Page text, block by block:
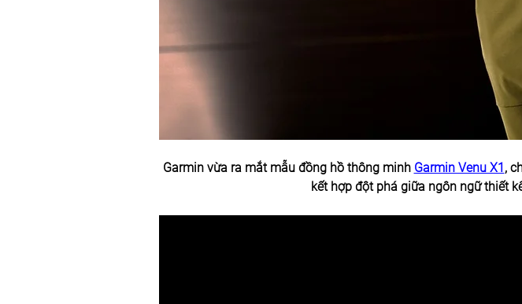
Garmin vừa ra mắt mẫu đồng hồ thông minh Garmin Venu X1 ,
kết hợp đột phá giữa ngôn ngữ thiết